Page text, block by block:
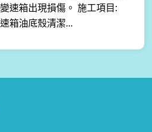
速箱出現損傷。 施工項目:
箱油底殼清潔...